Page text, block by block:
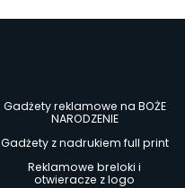
Gadżety reklamowe na BOŻE
NARODZENIE
Gadżety z nadrukiem full print
Reklamowe breloki i
otwieracze z logo